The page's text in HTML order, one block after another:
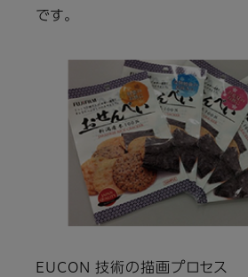
です。
EUCON 技術の描画プロセス